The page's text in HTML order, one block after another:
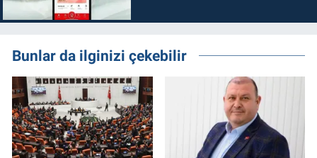
Bunlar da ilginizi çekebilir